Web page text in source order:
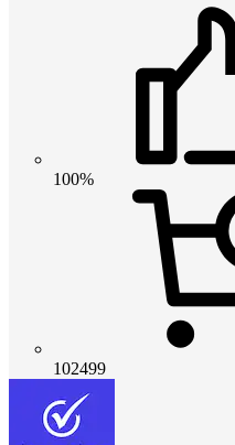
100%
102499